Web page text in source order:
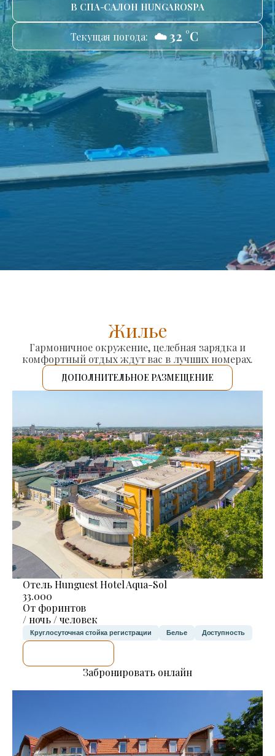
В СПА-САЛОН HUNGAROSPA
Текущая погода: ☁️ 32 °C
Жилье
Гармоничное окружение, целебная зарядка и
комфортный отдых ждут вас в лучших номерах.
ДОПОЛНИТЕЛЬНОЕ РАЗМЕЩЕНИЕ
Отель Hunguest Hotel Aqua-Sol
33.000
От форинтов
/ ночь / человек
Круглосуточная стойка регистрации Белье Доступность
Забронировать онлайн